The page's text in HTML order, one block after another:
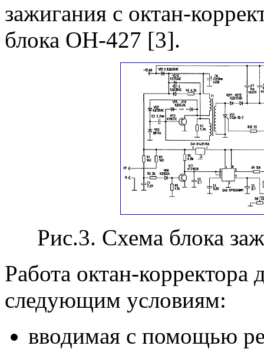
зажигания с октан-
блока ОН-427 [3].
Рис.3. Схема блока
Работа октан-корректора
следующим условиям:
вводимая с помощью